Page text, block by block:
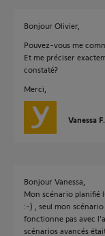
Bonjour Olivier,
Pouvez-vous me
Et me préciser
constaté?
Merci,
Vanessa F.
Bonjour Vanessa,
Mon scénario planifié
:-) , seul mon
fonctionne pas avec
scénarios avancés